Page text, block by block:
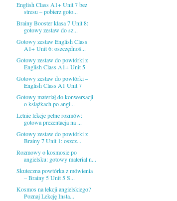
English Class A1+ Unit 7 bez
stresu – pobierz goto...
Brainy Booster klasa 7 Unit 8:
gotowy zestaw do sz...
Gotowy zestaw English Class
A1+ Unit 6: oszczędnoś...
Gotowy zestaw do powtórki z
English Class A1+ Unit 5
Gotowy zestaw do powtórki –
English Class A1 Unit 7
Gotowy materiał do konwersacji
o książkach po angi...
Letnie lekcje pełne rozmów:
gotowa prezentacja na ...
Gotowy zestaw do powtórki z
Brainy 7 Unit 1: oszcz...
Rozmowy o kosmosie po
angielsku: gotowy materiał n...
Skuteczna powtórka z mówienia
– Brainy 5 Unit 5 S...
Kosmos na lekcji angielskiego?
Poznaj Lekcję Insta...